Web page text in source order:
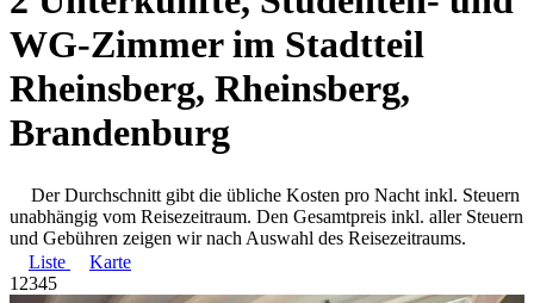
WG-Zimmer im Stadtteil
Rheinsberg, Rheinsberg,
Brandenburg
Der Durchschnitt gibt die übliche Kosten pro Nacht inkl. Steuern
unabhängig vom Reisezeitraum. Den Gesamtpreis inkl. aller Steuern
und Gebühren zeigen wir nach Auswahl des Reisezeitraums.
Liste
Karte
1 2345